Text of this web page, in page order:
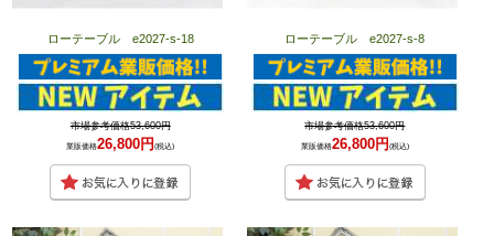
ローテーブル e2027-s-18
市場参考価格53,600円
業販価格26,800円(税込)
ローテーブル e2027-s-8
市場参考価格53,600円
業販価格26,800円(税込)